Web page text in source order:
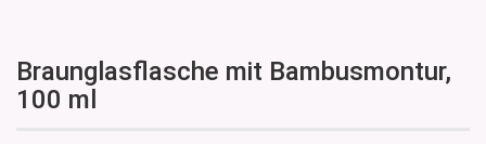
Braunglasflasche mit Bambusmontur,
100 ml